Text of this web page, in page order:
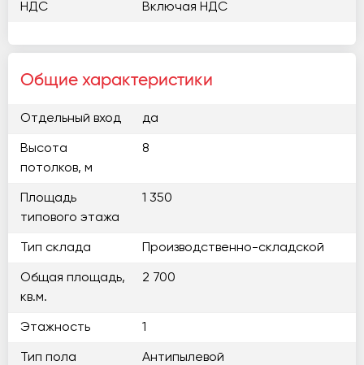
НДС Включая НДС
Общие характеристики
Отдельный вход да
Высота
потолков, м
8
Площадь
типового этажа
1 350
Тип склада Производственно-складской
Общая площадь,
кв.м.
2 700
Этажность 1
Тип пола Антипылевой